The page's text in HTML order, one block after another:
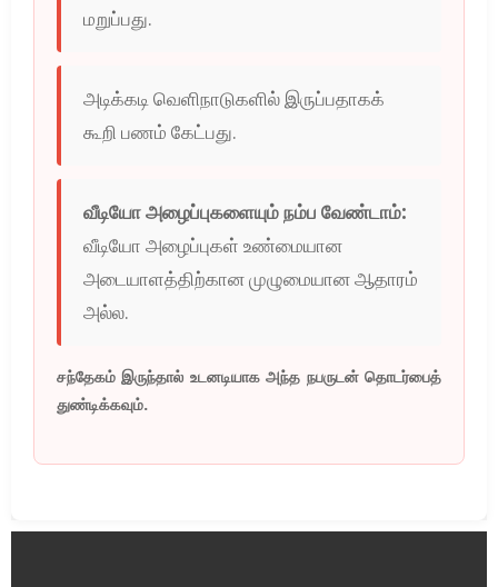
மறுப்பது.
அடிக்கடி வெளிநாடுகளில் இருப்பதாகக்
கூறி பணம் கேட்பது.
வீடியோ அழைப்புகளையும் நம்ப வேண்டாம்:
வீடியோ அழைப்புகள் உண்மையான
அடையாளத்திற்கான முழுமையான ஆதாரம்
அல்ல.
சந்தேகம் இருந்தால் உடனடியாக அந்த நபருடன் தொடர்பைத்
துண்டிக்கவும்.